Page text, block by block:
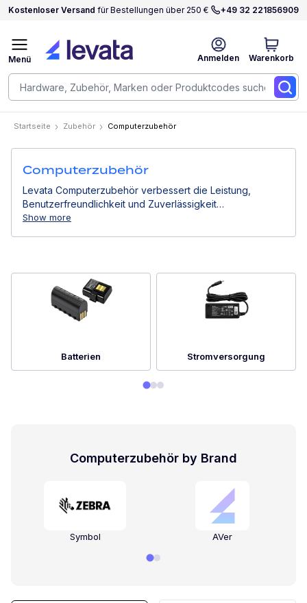
Kostenloser Versand für Bestellungen über 250 € +49 32 221856909
Anmelden Warenkorb
Menü
Startseite Zubehör Computerzubehör
Computerzubehör
Levata Computerzubehör verbessert die Leistung,
Benutzerfreundlichkeit und Zuverlässigkeit
professioneller Computergeräte. Von Stromlösungen
Show more
Batterien Stromversorgung
Computerzubehör by Brand
Symbol AVer